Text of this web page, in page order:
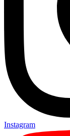
Instagram